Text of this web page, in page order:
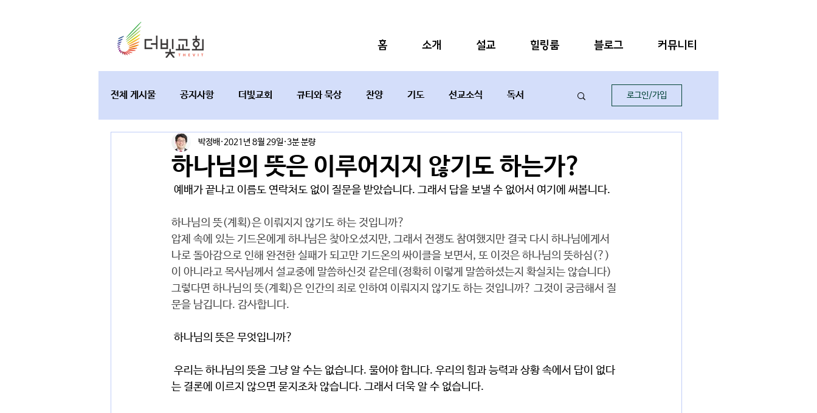
홈 소개 설교 힐링룸 블로그 커뮤니티
전체 게시물 공지사항 더빛교회 큐티와 묵상 찬양 기도 선교소식 독서
교육과 테필린 토요가정예배 설교요약
로그인/가입
하나님의 뜻은 이루어지지 않기도 하는가?
박정배 2021년 8월 29일 3분 분량
예배가 끝나고 이름도 연락처도 없이 질문을 받았습니다. 그래서 답을 보낼 수 없어서 여기에 써봅니다.
하나님의 뜻(계획)은 이뤄지지 않기도 하는 것입니까?
압제 속에 있는 기드온에게 하나님은 찾아오셨지만, 그래서 전쟁도 참여했지만 결국 다시 하나님에게서
나로 돌아감으로 인해 완전한 실패가 되고만 기드온의 싸이클을 보면서, 또 이것은 하나님의 뜻하심(?)
이 아니라고 목사님께서 설교중에 말씀하신것 같은데(정확히 이렇게 말씀하셨는지 확실치는 않습니다)
그렇다면 하나님의 뜻(계획)은 인간의 죄로 인하여 이뤄지지 않기도 하는 것입니까? 그것이 궁금해서 질
문을 남깁니다. 감사합니다.
하나님의 뜻은 무엇입니까?
는 결론에 이르지 않으면 묻지조차 않습니다. 그래서 더욱 알 수 없습니다.